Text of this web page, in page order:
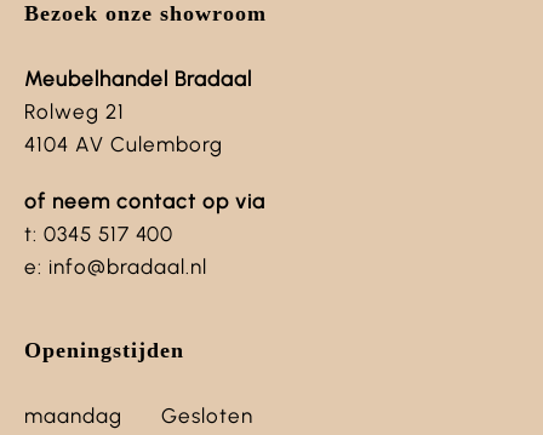
Bezoek onze showroom
Meubelhandel Bradaal
Rolweg 21
4104 AV Culemborg
of neem contact op via
t: 0345 517 400
e: info@bradaal.nl
Openingstijden
maandag
Gesloten